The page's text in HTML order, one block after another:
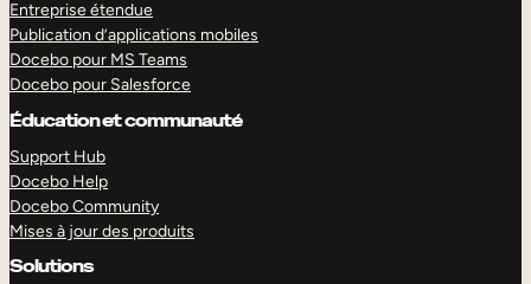
Entreprise étendue
Publication d’applications mobiles
Docebo pour MS Teams
Docebo pour Salesforce
Éducation et communauté
Support Hub
Docebo Help
Docebo Community
Mises à jour des produits
Solutions